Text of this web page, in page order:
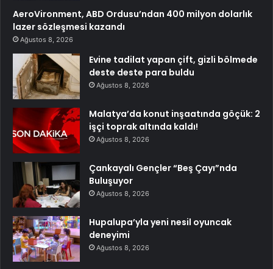
AeroVironment, ABD Ordusu’ndan 400 milyon dolarlık
lazer sözleşmesi kazandı
Ağustos 8, 2026
Evine tadilat yapan çift, gizli bölmede
deste deste para buldu
Ağustos 8, 2026
Malatya’da konut inşaatında göçük: 2
işçi toprak altında kaldı!
Ağustos 8, 2026
Çankayalı Gençler “Beş Çayı”nda
Buluşuyor
Ağustos 8, 2026
Hupalupa’yla yeni nesil oyuncak
deneyimi
Ağustos 8, 2026